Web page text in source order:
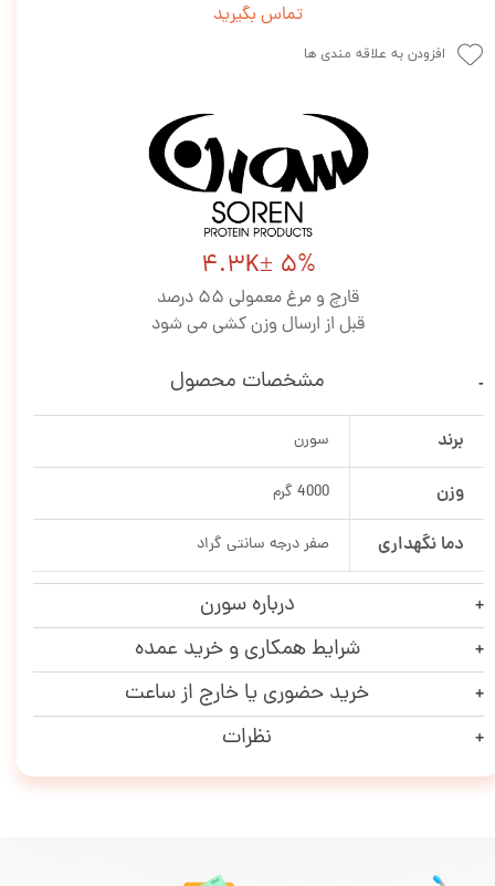
تماس بگیرید
افزودن به علاقه مندی ها
4.3K± 5%
قارچ و مرغ معمولی 55 درصد
قبل از ارسال وزن کشی می شود
مشخصات محصول
برند سورن
وزن 4000 گرم
دما نگهداری صفر درجه سانتی گراد
درباره سورن
شرایط همکاری و خرید عمده
خرید حضوری یا خارج از ساعت
نظرات